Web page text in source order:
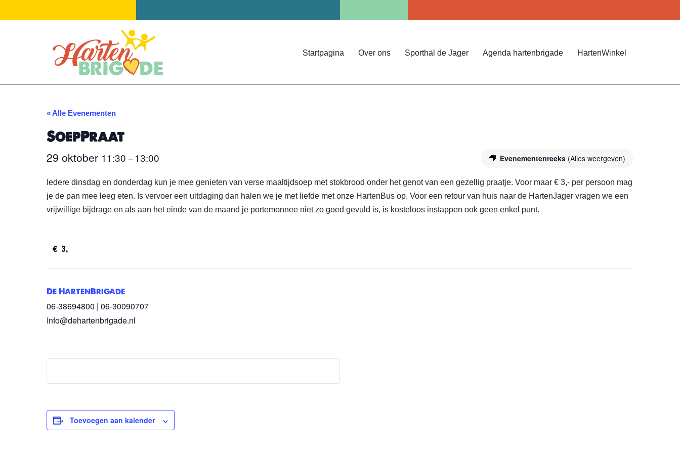
Startpagina Over ons Sporthal de Jager Agenda hartenbrigade HartenWinkel
« Alle Evenementen
SoepPraat
Evenementenreeks (Alles weergeven)
29 oktober 11:30 – 13:00
Iedere dinsdag en donderdag kun je mee genieten van verse maaltijdsoep met stokbrood onder het genot van een gezellig praatje. Voor maar € 3,- per persoon mag
je de pan mee leeg eten. Is vervoer een uitdaging dan halen we je met liefde met onze HartenBus op. Voor een retour van huis naar de HartenJager vragen we een
vrijwillige bijdrage en als aan het einde van de maand je portemonnee niet zo goed gevuld is, is kosteloos instappen ook geen enkel punt.
€3,
De HartenBrigade
06-38694800 | 06-30090707
Info@dehartenbrigade.nl
Toevoegen aan kalender